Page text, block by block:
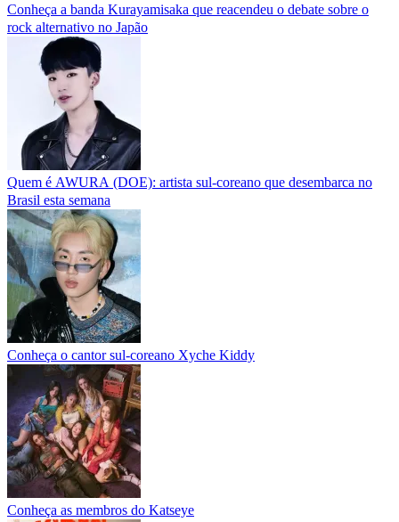
Conheça a banda Kurayamisaka que reacendeu o debate sobre o
rock alternativo no Japão
Quem é AWURA (DOE): artista sul-coreano que desembarca no
Brasil esta semana
Conheça o cantor sul-coreano Xyche Kiddy
Conheça as membros do Katseye